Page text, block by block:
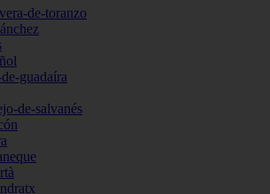
de-toranzo
guadaíra
de-salvanés